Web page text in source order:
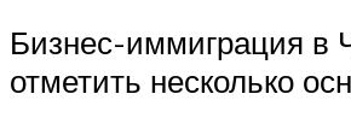
Бизнес-иммиграция в
отметить несколько